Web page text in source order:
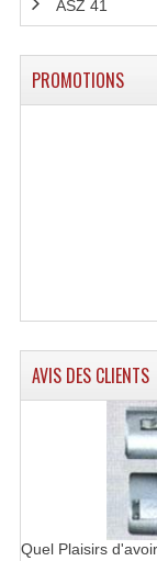
ASZ 41
PROMOTIONS
AVIS DES CLIENTS
Quel Plaisirs